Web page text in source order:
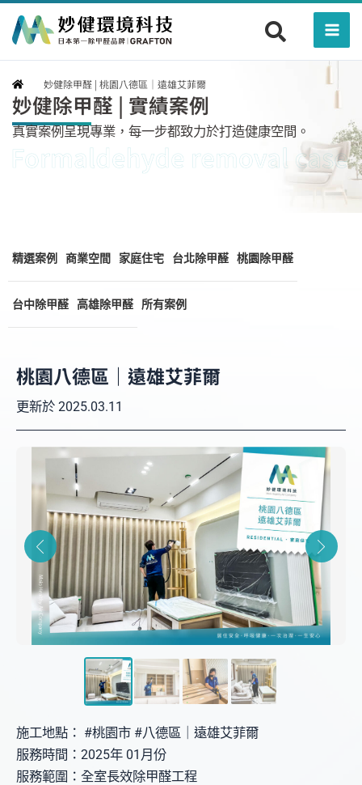
跳
妙健除甲醛 | 桃園八德區｜遠雄艾菲爾
妙健除甲醛 | 實績案例
真實案例呈現專業，每一步都致力於打造健康空間。
精選案例 商業空間 家庭住宅 台北除甲醛 桃園除甲醛
台中除甲醛 高雄除甲醛 所有案例
桃園八德區｜遠雄艾菲爾
更新於 2025.03.11
施工地點： #桃園市 #八德區｜遠雄艾菲爾
服務時間：2025年 01月份
服務範圍：全室長效除甲醛工程